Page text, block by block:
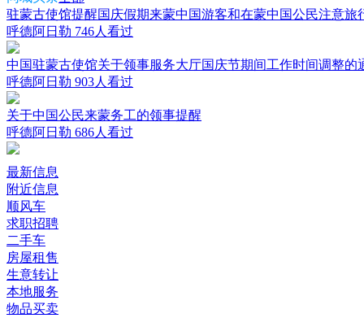
驻蒙古使馆提醒国庆假期来蒙中国游客和在蒙中国公民注意旅
呼德阿日勒 746人看过
中国驻蒙古使馆关于领事服务大厅国庆节期间工作时间调整的
呼德阿日勒 903人看过
关于中国公民来蒙务工的领事提醒
呼德阿日勒 686人看过
最新信息
附近信息
顺风车
求职招聘
二手车
房屋租售
生意转让
本地服务
物品买卖